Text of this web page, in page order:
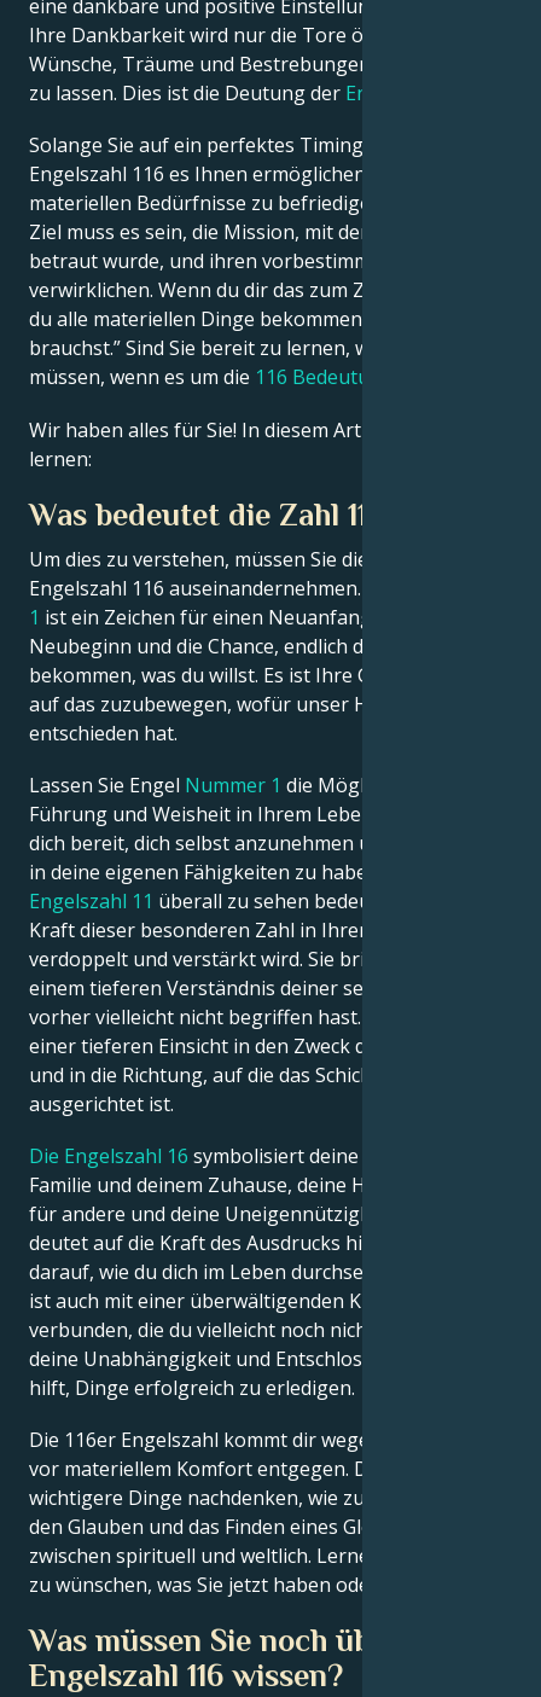
eine dankbare und positive Einstellung zu bewahren.
Ihre Dankbarkeit wird nur die Tore öffnen, um Ihre
Wünsche, Träume und Bestrebungen wahr werden
zu lassen. Dies ist die Deutung der Engelszahl 116
Solange Sie auf ein perfektes Timing warten, wird die
Engelszahl 116 es Ihnen ermöglichen, alle Ihre
materiellen Bedürfnisse zu befriedigen. Ihr oberstes
Ziel muss es sein, die Mission, mit der Ihre Seele
betraut wurde, und ihren vorbestimmten Weg zu
verwirklichen. Wenn du dir das zum Ziel setzt, wirst
du alle materiellen Dinge bekommen, die du wirklich
brauchst.” Sind Sie bereit zu lernen, was Sie tun
müssen, wenn es um die 116 Bedeutung
Wir haben alles für Sie! In diesem Artikel werden Sie
lernen:
Was bedeutet die Zahl 116?
Um dies zu verstehen, müssen Sie die Deutung der
Engelszahl 116 auseinandernehmen. Die
1 ist ein Zeichen für einen Neuanfang, einen
Neubeginn und die Chance, endlich das zu
bekommen, was du willst. Es ist Ihre Gelegenheit, sich
auf das zuzubewegen, wofür unser Herz sich
entschieden hat.
Lassen Sie Engel Nummer 1 die Möglichkeit für
Führung und Weisheit in Ihrem Leben sein. Sie macht
dich bereit, dich selbst anzunehmen und Vertrauen
in deine eigenen Fähigkeiten zu haben. Die
Engelszahl 11 überall zu sehen bedeutet, dass die
Kraft dieser besonderen Zahl in Ihrem Leben
verdoppelt und verstärkt wird. Sie bringt dich zu
einem tieferen Verständnis deiner selbst, das du
vorher vielleicht nicht begriffen hast. Sie führt dich zu
einer tieferen Einsicht in den Zweck deines Lebens
und in die Richtung, auf die das Schicksal deiner Seele
ausgerichtet ist.
Die Engelszahl 16 symbolisiert deine Liebe zu deiner
Familie und deinem Zuhause, deine Hilfsbereitschaft
für andere und deine Uneigennützigkeit. Diese Zahl
deutet auf die Kraft des Ausdrucks hin und damit
darauf, wie du dich im Leben durchsetzen kannst. Sie
ist auch mit einer überwältigenden Kraft in dir
verbunden, die du vielleicht noch nicht kennst. Es ist
deine Unabhängigkeit und Entschlossenheit, die dir
hilft, Dinge erfolgreich zu erledigen.
Die 116er Engelszahl kommt dir wegen der Ängste
vor materiellem Komfort entgegen. Du musst über
wichtigere Dinge nachdenken, wie zum Beispiel über
den Glauben und das Finden eines Gleichgewichts
zwischen spirituell und weltlich. Lernen Sie, sich das
zu wünschen, was Sie jetzt haben oder sind.
Was müssen Sie noch über die
Engelszahl 116 wissen?